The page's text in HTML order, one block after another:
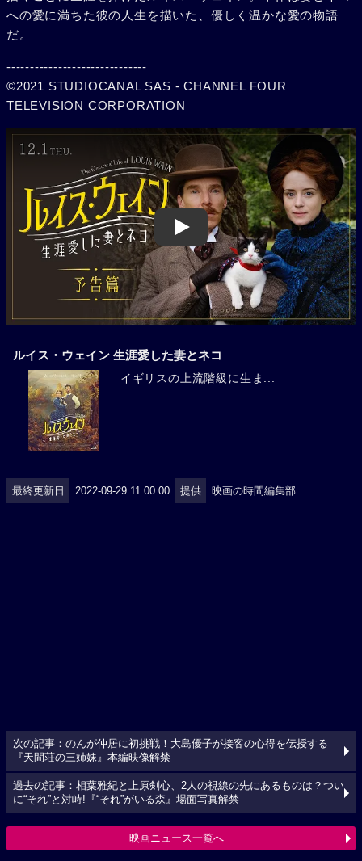
への愛に満ちた彼の人生を描いた、優しく温かな愛の物語
だ。
------------------------------
©2021 STUDIOCANAL SAS - CHANNEL FOUR
TELEVISION CORPORATION
Play
ルイス・ウェイン 生涯愛した妻とネコ
イギリスの上流階級に生ま...
最終更新日 2022-09-29 11:00:00 提供 映画の時間編集部
次の記事：のんが仲居に初挑戦！大島優子が接客の心得を伝授する
『天間荘の三姉妹』本編映像解禁
過去の記事：相葉雅紀と上原剣心、2人の視線の先にあるものは？つい
に“それ”と対峙!『“それ”がいる森』場面写真解禁
映画ニュース一覧へ